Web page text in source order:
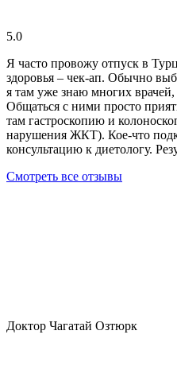
5.0
Я часто провожу отпуск в
здоровья – чек-ап. Обычно
я там уже знаю многих
Общаться с ними просто
там гастроскопию и
нарушения ЖКТ). Кое-что
консультацию к диетологу.
Смотреть все отзывы
Доктор Чагатай Озтюрк